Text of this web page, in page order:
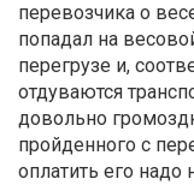
перевозчика о
попадал на
перегрузе и,
отдуваются
довольно
пройденного с
оплатить его надо